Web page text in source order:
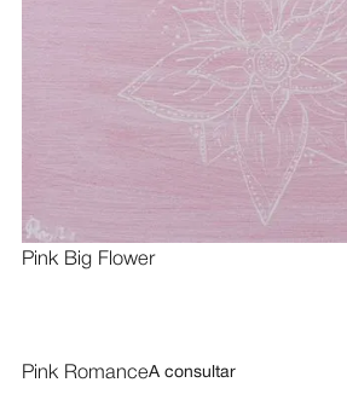
Pink Big Flower
Pink RomanceA consultar